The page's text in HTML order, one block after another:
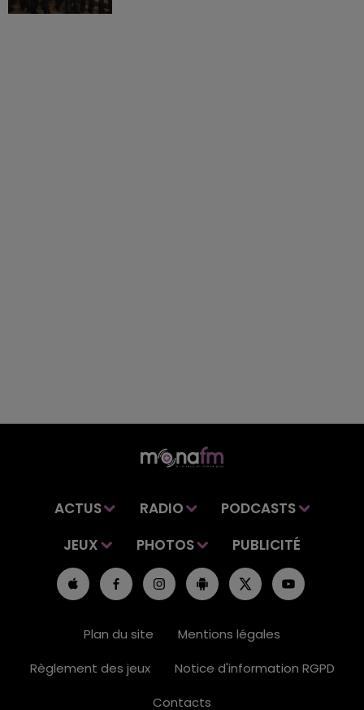
ACTUS RADIO
PODCASTS
JEUX
PHOTOS PUBLICITÉ
Plan du site
Mentions légales
Règlement des jeux
Notice d'information RGPD
Contacts